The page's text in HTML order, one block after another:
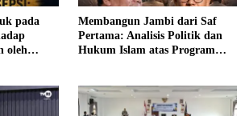
pada
oleh
Membangun Jambi dari Saf
Pertama: Analisis Politik dan
Hukum Islam atas Program